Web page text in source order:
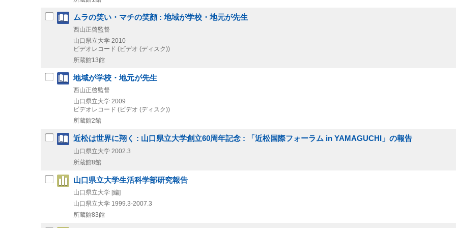
ムラの笑い・マチの笑顔 : 地域が学校・地元が先生
西山正啓監督
山口県立大学 2010
ビデオレコード (ビデオ (ディスク))
所蔵館13館
地域が学校・地元が先生
西山正啓監督
山口県立大学 2009
ビデオレコード (ビデオ (ディスク))
所蔵館2館
近松は世界に翔く : 山口県立大学創立60周年記念 : 「近松国際フォーラム in YAMAGUCHI」の報告
山口県立大学 2002.3
所蔵館8館
山口県立大学生活科学部研究報告
山口県立大学 [編]
山口県立大学 1999.3-2007.3
所蔵館83館